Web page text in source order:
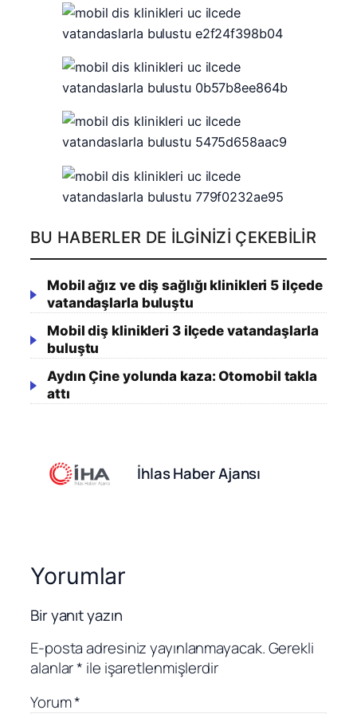
BU HABERLER DE İLGINIZI ÇEKEBILIR
Mobil ağız ve diş sağlığı klinikleri 5 ilçede
vatandaşlarla buluştu
Mobil diş klinikleri 3 ilçede vatandaşlarla
buluştu
Aydın Çine yolunda kaza: Otomobil takla
attı
İhlas Haber Ajansı
Yorumlar
Bir yanıt yazın
E-posta adresiniz yayınlanmayacak.Gerekli
alanlar* ile işaretlenmişlerdir
Yorum*